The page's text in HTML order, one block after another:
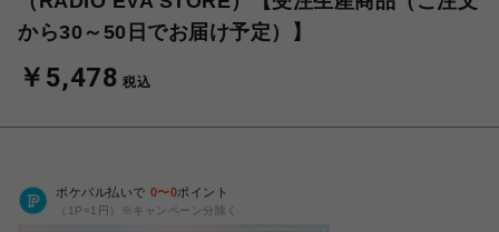
から30～50日でお届け予定）】
￥5,478 税込
ポケパル払いで 0〜0ポイント
（1P=1円）※キャンペーン分除く